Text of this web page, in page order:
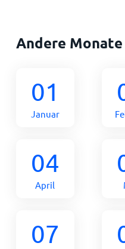
Andere
01
Januar
04
April
07